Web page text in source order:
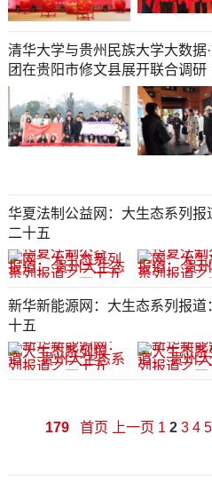
清华大学与贵州民族大学大数据
团在贵阳市修文县展开联合调研
华夏法制公益网：大生态系列报
二十五
新华新能源网：大生态系列报
十五
179 首页 上一页 1 2 3 4 5